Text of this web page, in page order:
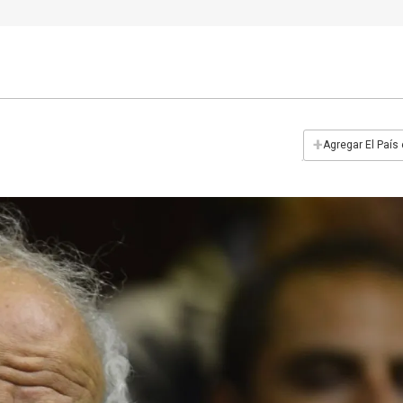
+Agregar El País